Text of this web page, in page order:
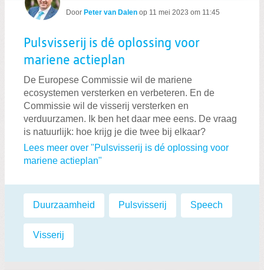
Door Peter van Dalen op 11 mei 2023 om 11:45
Pulsvisserij is dé oplossing voor
mariene actieplan
De Europese Commissie wil de mariene
ecosystemen versterken en verbeteren. En de
Commissie wil de visserij versterken en
verduurzamen. Ik ben het daar mee eens. De vraag
is natuurlijk: hoe krijg je die twee bij elkaar?
Lees meer over "Pulsvisserij is dé oplossing voor
mariene actieplan"
Labels:
Duurzaamheid Pulsvisserij Speech
Visserij